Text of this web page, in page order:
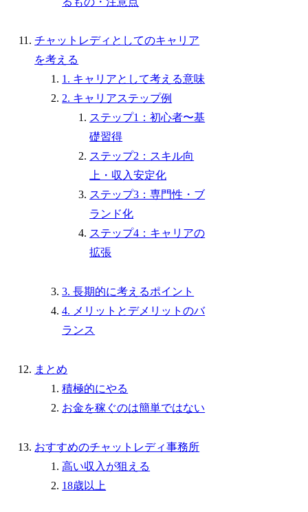
チャットレディとしてのキャリア
を考える
1. キャリアとして考える意味
2. キャリアステップ例
ステップ1：初心者〜基
礎習得
ステップ2：スキル向
上・収入安定化
ステップ3：専門性・ブ
ランド化
ステップ4：キャリアの
拡張
3. 長期的に考えるポイント
4. メリットとデメリットのバ
ランス
まとめ
積極的にやる
お金を稼ぐのは簡単ではない
おすすめのチャットレディ事務所
高い収入が狙える
18歳以上